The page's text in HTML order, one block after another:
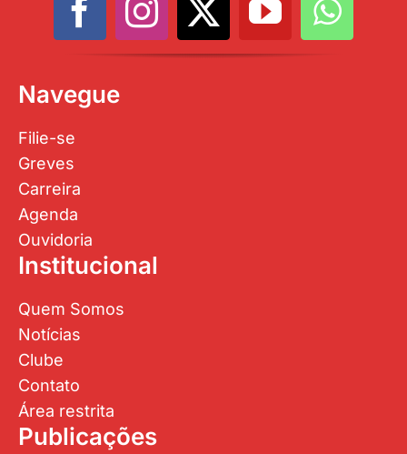
Navegue
Filie-se
Greves
Carreira
Agenda
Ouvidoria
Institucional
Quem Somos
Notícias
Clube
Contato
Área restrita
Publicações